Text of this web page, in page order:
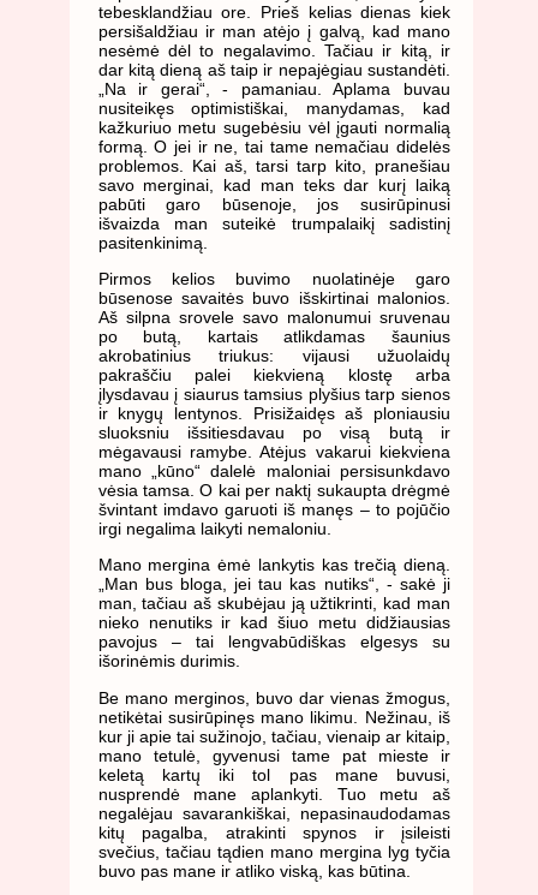
tebesklandžiau ore. Prieš kelias dienas kiek
persišaldžiau ir man atėjo į galvą, kad mano
nesėmė dėl to negalavimo. Tačiau ir kitą, ir
dar kitą dieną aš taip ir nepajėgiau sustandėti.
„Na ir gerai“, - pamaniau. Aplama buvau
nusiteikęs optimistiškai, manydamas, kad
kažkuriuo metu sugebėsiu vėl įgauti normalią
formą. O jei ir ne, tai tame nemačiau didelės
problemos. Kai aš, tarsi tarp kito, pranešiau
savo merginai, kad man teks dar kurį laiką
pabūti garo būsenoje, jos susirūpinusi
išvaizda man suteikė trumpalaikį sadistinį
pasitenkinimą.
Pirmos kelios buvimo nuolatinėje garo
būsenose savaitės buvo išskirtinai malonios.
Aš silpna srovele savo malonumui sruvenau
po butą, kartais atlikdamas šaunius
akrobatinius triukus: vijausi užuolaidų
pakraščiu palei kiekvieną klostę arba
įlysdavau į siaurus tamsius plyšius tarp sienos
ir knygų lentynos. Prisižaidęs aš ploniausiu
sluoksniu išsitiesdavau po visą butą ir
mėgavausi ramybe. Atėjus vakarui kiekviena
mano „kūno“ dalelė maloniai persisunkdavo
vėsia tamsa. O kai per naktį sukaupta drėgmė
švintant imdavo garuoti iš manęs – to pojūčio
irgi negalima laikyti nemaloniu.
Mano mergina ėmė lankytis kas trečią dieną.
„Man bus bloga, jei tau kas nutiks“, - sakė ji
man, tačiau aš skubėjau ją užtikrinti, kad man
nieko nenutiks ir kad šiuo metu didžiausias
pavojus – tai lengvabūdiškas elgesys su
išorinėmis durimis.
Be mano merginos, buvo dar vienas žmogus,
netikėtai susirūpinęs mano likimu. Nežinau, iš
kur ji apie tai sužinojo, tačiau, vienaip ar kitaip,
mano tetulė, gyvenusi tame pat mieste ir
keletą kartų iki tol pas mane buvusi,
nusprendė mane aplankyti. Tuo metu aš
negalėjau savarankiškai, nepasinaudodamas
kitų pagalba, atrakinti spynos ir įsileisti
svečius, tačiau tądien mano mergina lyg tyčia
buvo pas mane ir atliko viską, kas būtina.